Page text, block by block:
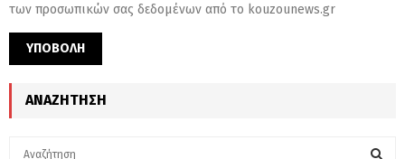
των προσωπικών σας δεδομένων από το kouzounews.gr
ΑΝΑΖΉΤΗΣΗ